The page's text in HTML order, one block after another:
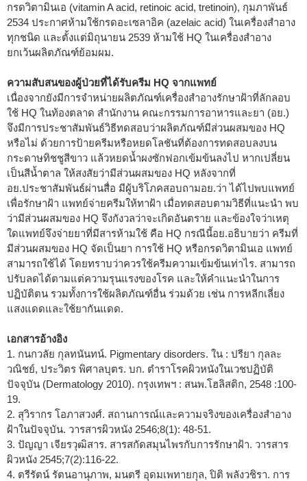
กรดวิตามินเอ (vitamin A acid, retinoic acid, tretinoin), กุมภาพันธ์
2534 ประกาศห้ามใช้กรดอะเซลาอิค (azelaic acid) ในเครื่องสำอาง
ทุกชนิด และตั้งแต่มิถุนายน 2539 ห้ามใช้ HQ ในเครื่องสำอาง
ยกเว้นผลิตภัณฑ์ย้อมผม.
ความสับสนของผู้ป่วยที่ได้รับครีม HQ จากแพทย์
เนื่องจากยังมีการจำหน่ายผลิตภัณฑ์เครื่องสำอางรักษาฝ้าที่ลักลอบ
ใช้ HQ ในท้องตลาด สำนักงาน คณะกรรมการอาหารและยา (อย.)
จึงมีการประชาสัมพันธ์วิธีทดสอบว่าผลิตภัณฑ์มีส่วนผสมของ HQ
หรือไม่ ด้วยการป้ายครีมหรือหยดโลชันที่ต้องการทดสอบลงบน
กระดาษทิชชูสีขาว แล้วหยดน้ำผงซักฟอกเข้มข้นลงไป หากเปลี่ยน
เป็นสีน้ำตาล ให้สงสัยว่ามีส่วนผสมของ HQ หลังจากที่
อย.ประชาสัมพันธ์ผ่านสื่อ มีผู้บริโภคสอบถามอย.ว่า ได้ไปพบแพทย์
เพื่อรักษาฝ้า แพทย์จ่ายครีมให้ทาฝ้า เมื่อทดสอบตามวิธีที่แนะนำ พบ
ว่ามีส่วนผสมของ HQ จึงกังวลว่าจะเกิดอันตราย และข้องใจว่าเหตุ
ใดแพทย์จึงจ่ายยาที่มีสารห้ามใช้ คือ HQ กรณีนี้อย.อธิบายว่า ครีมที่
มีส่วนผสมของ HQ จัดเป็นยา การใช้ HQ หรือกรดวิตามินเอ แพทย์
สามารถใช้ได้ โดยทราบว่าควรใช้ครีมความเข้มข้นเท่าไร. สามารถ
ปรับลดได้ตามแต่ความรุนแรงของโรค และให้คำแนะนำในการ
ปฏิบัติตน รวมทั้งการใช้ผลิตภัณฑ์อื่น ร่วมด้วย เช่น การหลีกเลี่ยง
แสงแดดและใช้ยากันแดด.
เอกสารอ้างอิง
1. กนกวลัย กุลทนันทน์. Pigmentary disorders. ใน : ปรียา กุลละ
วณิชย์, ประวิตร พิศาลบุตร. บก. ตำราโรคผิวหนังในเวชปฏิบัติ
ปัจจุบัน (Dermatology 2010). กรุงเทพฯ : สนพ.โฮลิสติก, 2548 :100-
19.
2. สุวิรากร โอภาสวงศ์. สถานการณ์และความจริงของเครื่องสำอาง
ฝ้าในปัจจุบัน. วารสารผิวหนัง 2546;8(1): 48-51.
3. ปัญญา เจียรวุฒิสาร. สารสกัดสมุนไพรกับการรักษาฝ้า. วารสาร
ผิวหนัง 2545;7(2):116-22.
4. ตรีรัตน์ รัตนอานุภาพ, มนตรี อุดมเพทายกุล, ปิติ พลังวชิรา. การ